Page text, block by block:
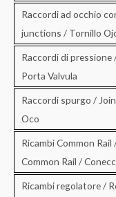
Raccordi ad occhio
junctions / Tornillo
Raccordi di
Porta Valvula
Raccordi spurgo /
Oco
Ricambi Common
Common Rail /
Ricambi regolatore /